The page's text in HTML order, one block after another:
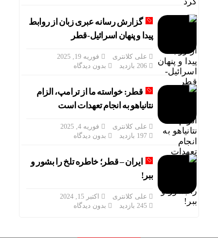
گزارش رسانه عبری زبان از روابط
پیدا و پنهان اسرائیل-قطر
علی کلانتری
فوریه 19, 2025
بدون دیدگاه
قطر: خواسته ما از ترامپ، الزام
نتانیاهو به انجام تعهدات است
علی کلانتری
فوریه 4, 2025
بدون دیدگاه
ایران – قطر؛ خاطره تلخ را بشور و
ببر!
علی کلانتری
اکتبر 15, 2024
بدون دیدگاه